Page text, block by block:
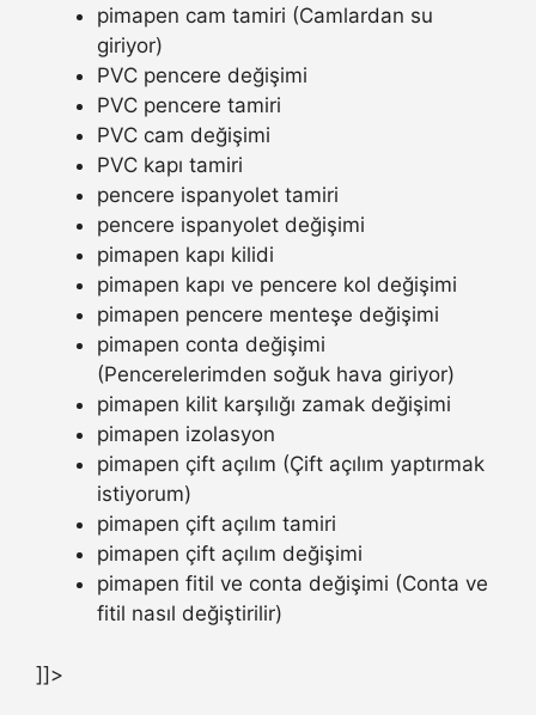
pimapen cam tamiri (Camlardan su
giriyor)
PVC pencere değişimi
PVC pencere tamiri
PVC cam değişimi
PVC kapı tamiri
pencere ispanyolet tamiri
pencere ispanyolet değişimi
pimapen kapı kilidi
pimapen kapı ve pencere kol değişimi
pimapen pencere menteşe değişimi
pimapen conta değişimi
(Pencerelerimden soğuk hava giriyor)
pimapen kilit karşılığı zamak değişimi
pimapen izolasyon
pimapen çift açılım (Çift açılım yaptırmak
istiyorum)
pimapen çift açılım tamiri
pimapen çift açılım değişimi
pimapen fitil ve conta değişimi (Conta ve
fitil nasıl değiştirilir)
]]>